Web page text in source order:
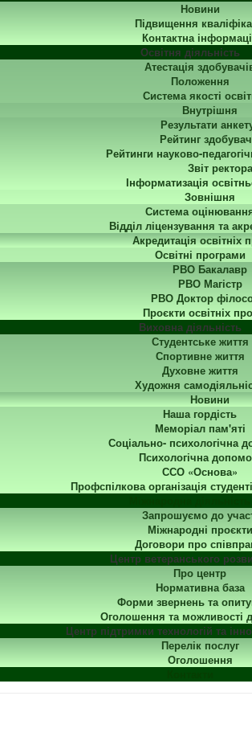
Новини
Підвищення
Контактна
Освітня діяльність
Атестація
Положення
Система якості
Внутрішня
Результати
Рейтинг
Рейтинги науково-
Звіт ректора
Інформатизація
Зовнішня
Система
Відділ ліцензування та
Акредитація освітніх
Освітні програми
РВО Бакалавр
РВО Магістр
РВО Доктор
Проєкти освітніх
Виховна діяльність
Студентське життя
Спортивне життя
Духовне життя
Художня
Новини
Наша гордість
Меморіал пам'яті
Соціально- психологічна
Психологічна
ССО «Основа»
Профспілкова організація
Запрошуємо до
Міжнародні проєкти
Договори про
Центр ветеранського
Про центр
Нормативна база
Форми звернень та
Оголошення та можливості
Центр підтримки технологій та
Перелік послуг
Оголошення